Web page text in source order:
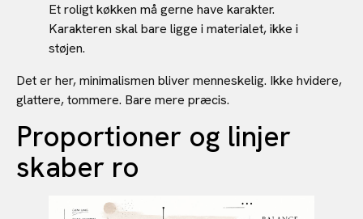
Et roligt køkken må gerne have karakter.
Karakteren skal bare ligge i materialet, ikke i
støjen.
Det er her, minimalismen bliver menneskelig. Ikke hvidere,
glattere, tommere. Bare mere præcis.
Proportioner og linjer
skaber ro